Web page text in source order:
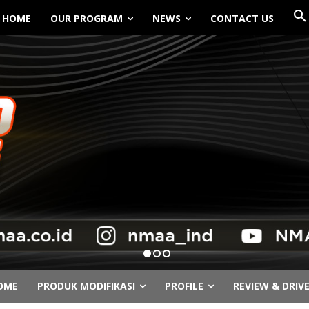
HOME OUR PROGRAM NEWS CONTACT US
PRODUK MODIFIKASI PROFILE REVIEW & DRIVE